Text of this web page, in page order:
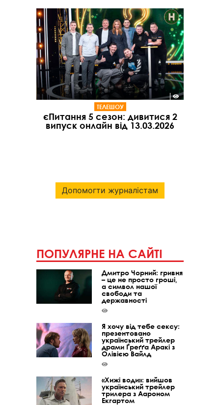
ТЕЛЕШОУ
єПитання 5 сезон: дивитися 2
випуск онлайн від 13.03.2026
Допомогти журналістам
ПОПУЛЯРНЕ НА САЙТІ
Дмитро Чорний: гривня
– це не просто гроші,
а символ нашої
свободи та
державності
Я хочу від тебе сексу:
презентовано
український трейлер
драми Ґреґґа Аракі з
Олівією Вайлд
«Хижі води»: вийшов
український трейлер
трилера з Аароном
Екгартом